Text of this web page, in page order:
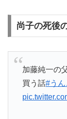
尚子の死後
加藤純一の
買う話#うん